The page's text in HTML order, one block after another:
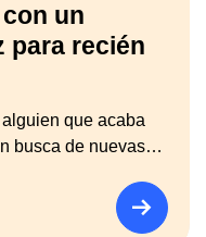
un
para recién
que acaba
busca de nuevas…